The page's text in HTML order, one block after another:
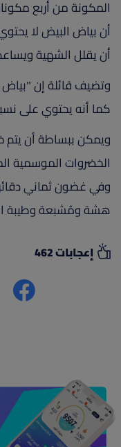
المكونة من أربع
أن بياض البيض لا
أن يقلل الشهية
وتضيف قائلة إن "بياض
كما أنه يحتوي على
ويمكن ببساطة أن
الخضروات الموسمية
وفي غضون ثماني
هشة ومُشبعة وطيبة
إعجابات 462